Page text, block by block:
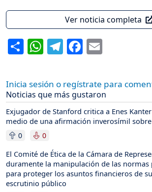
Ver noticia completa
ShareWhatsApp
Telegram
Facebook
Inicia sesión o regístrate para
Noticias que más gustaron
Exjugador de Stanford critica a Enes
medio de una afirmación inverosímil
0 0
El Comité de Ética de la Cámara de
duramente la manipulación de las normas
para proteger los asuntos financieros de
escrutinio público